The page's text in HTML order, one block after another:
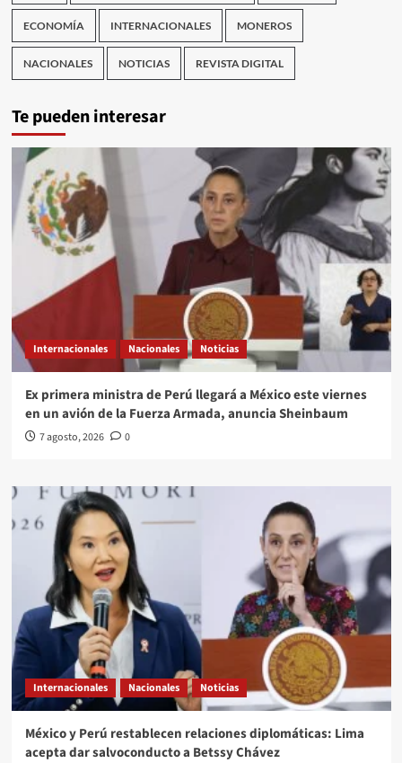
ECONOMÍA INTERNACIONALES MONEROS
NACIONALES NOTICIAS REVISTA DIGITAL
Te pueden interesar
Internacionales Nacionales Noticias
Ex primera ministra de Perú llegará a México este viernes
en un avión de la Fuerza Armada, anuncia Sheinbaum
7 agosto, 2026 0
Internacionales Nacionales Noticias
México y Perú restablecen relaciones diplomáticas: Lima
acepta dar salvoconducto a Betssy Chávez